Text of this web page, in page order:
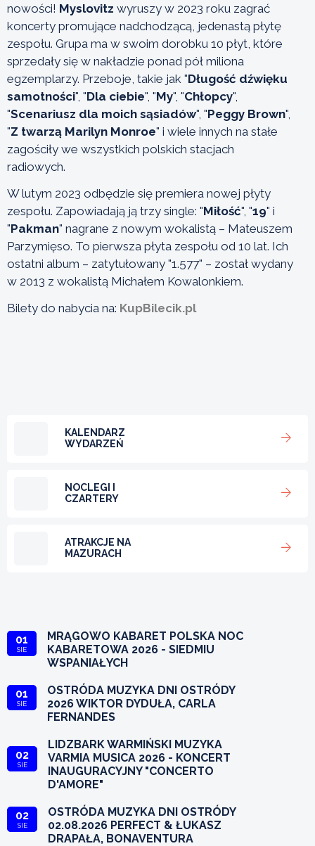
nowości! Myslovitz wyruszy w 2023 roku zagrać
koncerty promujące nadchodzącą, jedenastą płytę
zespołu. Grupa ma w swoim dorobku 10 płyt, które
sprzedały się w nakładzie ponad pół miliona
egzemplarzy. Przeboje, takie jak "Długość dźwięku
samotności", "Dla ciebie", "My", "Chłopcy",
"Scenariusz dla moich sąsiadów", "Peggy Brown",
"Z twarzą Marilyn Monroe" i wiele innych na stałe
zagościły we wszystkich polskich stacjach
radiowych.
W lutym 2023 odbędzie się premiera nowej płyty
zespołu. Zapowiadają ją trzy single: "Miłość", "19" i
"Pakman" nagrane z nowym wokalistą – Mateuszem
Parzymięso. To pierwsza płyta zespołu od 10 lat. Ich
ostatni album – zatytułowany "1.577" – został wydany
w 2013 z wokalistą Michałem Kowalonkiem.
Bilety do nabycia na: KupBilecik.pl
KALENDARZ
WYDARZEŃ
NOCLEGI I
CZARTERY
ATRAKCJE NA
MAZURACH
01
SIE
MRĄGOWO KABARET POLSKA NOC
KABARETOWA 2026 - SIEDMIU
WSPANIAŁYCH
01
SIE
OSTRÓDA MUZYKA DNI OSTRÓDY
2026 WIKTOR DYDUŁA, CARLA
FERNANDES
02
SIE
LIDZBARK WARMIŃSKI MUZYKA
VARMIA MUSICA 2026 - KONCERT
INAUGURACYJNY "CONCERTO
D'AMORE"
02
SIE
OSTRÓDA MUZYKA DNI OSTRÓDY
02.08.2026 PERFECT & ŁUKASZ
DRAPAŁA, BONAVENTURA